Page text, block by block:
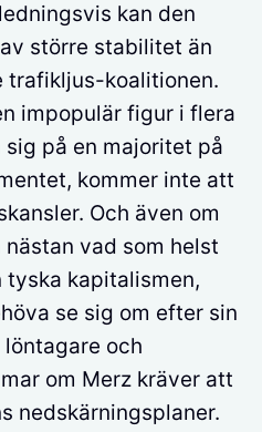
kan den
större stabilitet än
trafikljus-koalitionen.
impopulär figur i flera
på en majoritet på
kommer inte att
Och även om
vad som helst
kapitalismen,
se sig om efter sin
och
om Merz kräver att
nedskärningsplaner.